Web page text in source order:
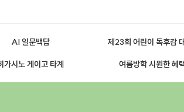
AI 일문백답 제23회 어린이 독후감
가시노 게이고 타계 여름방학 시원한 혜